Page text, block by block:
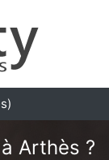
Arthès ?